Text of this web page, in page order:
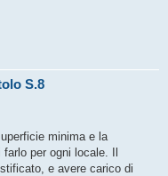
S.8
minima e la
per ogni locale. Il
e avere carico di